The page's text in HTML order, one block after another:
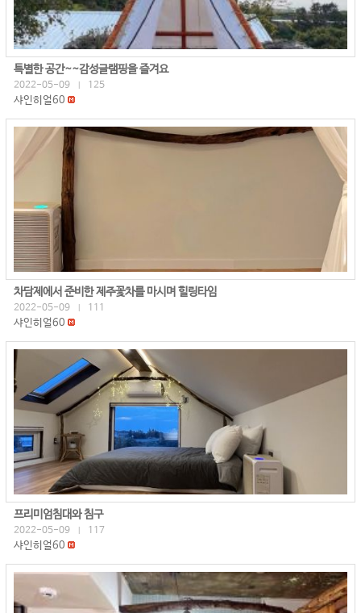
특별한 공간~~감성글램핑을 즐겨요
2022-05-09 125
샤인히얼60
차담제에서 준비한 제주꽃차를 마시며 힐링타임
2022-05-09 111
샤인히얼60
프리미엄침대와 침구
2022-05-09 117
샤인히얼60